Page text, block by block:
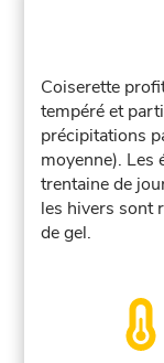
Coiserette
tempéré et
précipitations
moyenne). Les
trentaine de
les hivers sont
de gel.